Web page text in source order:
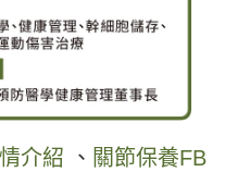
介紹 、 關節保養FB